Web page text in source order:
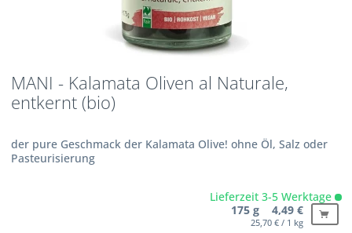
MANI - Kalamata Oliven al Naturale,
entkernt (bio)
der pure Geschmack der Kalamata Olive! ohne Öl, Salz oder
Pasteurisierung
Lieferzeit 3-5 Werktage
175 g 4,49 €
25,70 € / 1 kg